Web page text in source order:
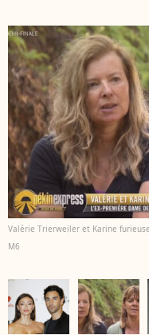
Valérie Trierweiler et Karine
M6